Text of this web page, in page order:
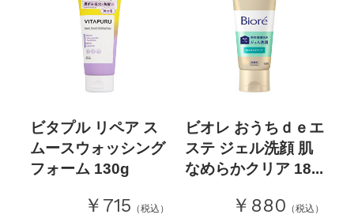
ビタプル リペア ス
ムースウォッシング
フォーム 130g
￥715 （税込）
ビオレ おうちｄｅエ
ステ ジェル洗顔 肌
なめらかクリア 18...
￥880 （税込）